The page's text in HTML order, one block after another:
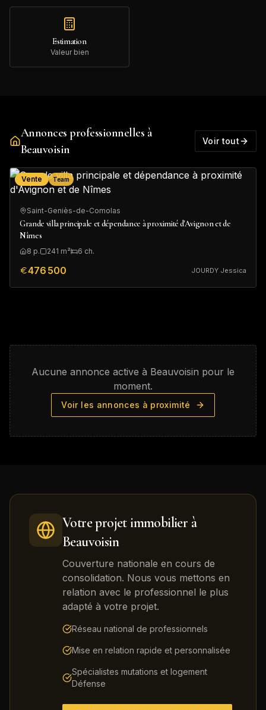
Estimation
Valeur bien
Annonces professionnelles à
Beauvoisin
Voir tout
Vente Team
Saint-Geniès-de-Comolas
Grande villa principale et dépendance à proximité d'Avignon et de
Nîmes
8 p. 241 m² 6 ch.
476 500 JOURDY Jessica
Aucune annonce active à Beauvoisin pour le
moment.
Voir les annonces à proximité
Votre projet immobilier à
Beauvoisin
Couverture nationale en cours de
consolidation. Nous vous mettons en
relation avec le professionnel le plus
adapté à votre projet.
Réseau national de professionnels
Mise en relation rapide et personnalisée
Spécialistes mutations et logement
Défense